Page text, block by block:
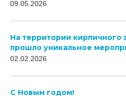
09.05.2026
На территории кирпичного
прошло уникальное
02.02.2026
C Новым годом!